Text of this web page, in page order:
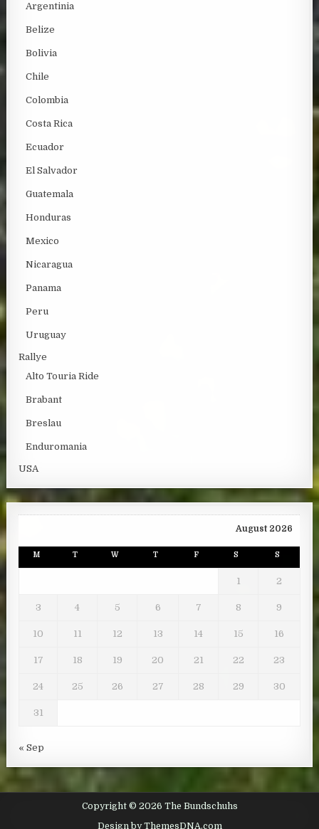
Argentinia
Belize
Bolivia
Chile
Colombia
Costa Rica
Ecuador
El Salvador
Guatemala
Honduras
Mexico
Nicaragua
Panama
Peru
Uruguay
Rallye
Alto Touria Ride
Brabant
Breslau
Enduromania
USA
August 2026
M T W T F S S
1 2
3 4 5 6 7 8 9
10 11 12 13 14 15 16
17 18 19 20 21 22 23
24 25 26 27 28 29 30
31
« Sep
Copyright © 2026 The Bundschuhs
Design by ThemesDNA.com